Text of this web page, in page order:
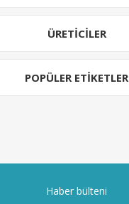
ÜRETICILER
POPÜLER ETIKETLER
Haber bülteni